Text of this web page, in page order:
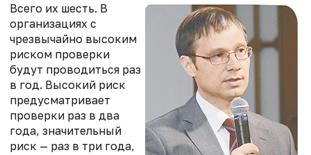
Всего их шесть. В
организациях с
чрезвычайно высоким
риском проверки
будут проводиться раз
в год. Высокий риск
предусматривает
проверки раз в два
года, значительный
риск — раз в три года,